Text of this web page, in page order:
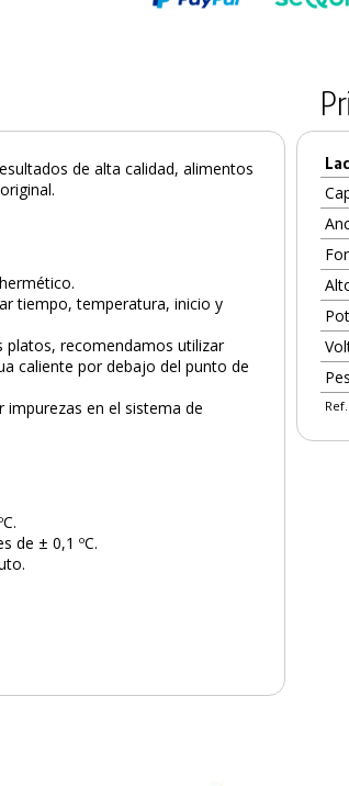
de alta calidad, alimentos
tiempo, temperatura, inicio y
platos, recomendamos utilizar
caliente por debajo del punto de
en el sistema de
de ± 0,1 ºC.